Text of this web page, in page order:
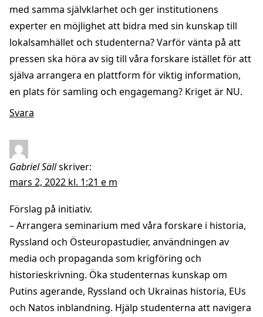
med samma självklarhet och ger institutionens
experter en möjlighet att bidra med sin kunskap till
lokalsamhället och studenterna? Varför vänta på att
pressen ska höra av sig till våra forskare istället för att
själva arrangera en plattform för viktig information,
en plats för samling och engagemang? Kriget är NU.
Svara
Gabriel Sällskriver:
mars 2, 2022 kl. 1:21 e m
Förslag på initiativ.
– Arrangera seminarium med våra forskare i historia,
Ryssland och Östeuropastudier, användningen av
media och propaganda som krigföring och
historieskrivning. Öka studenternas kunskap om
Putins agerande, Ryssland och Ukrainas historia, EUs
och Natos inblandning. Hjälp studenterna att navigera